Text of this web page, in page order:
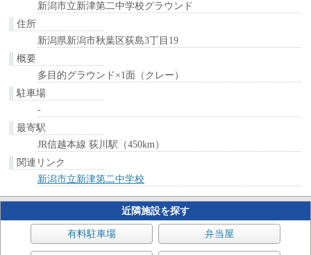
新潟市立新津第二中学校グラウンド
住所
新潟県新潟市秋葉区荻島3丁目19
概要
多目的グラウンド×1面（クレー）
駐車場
-
最寄駅
JR信越本線 荻川駅（450km）
関連リンク
新潟市立新津第二中学校
近隣施設を探す
有料駐車場 弁当屋